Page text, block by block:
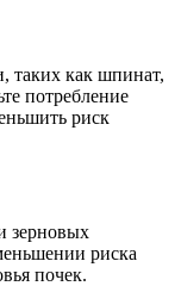
таких как шпинат,
потребление
риск
зерновых
риска
почек.